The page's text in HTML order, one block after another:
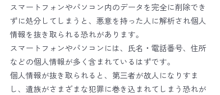
スマートフォンやパソコン内のデータを完全に削除でき
ずに処分してしまうと、悪意を持った人に解析され個人
情報を抜き取られる恐れがあります。
スマートフォンやパソコンには、氏名・電話番号、住所
などの個人情報が多く含まれているはずです。
個人情報が抜き取られると、第三者が故人になりすま
し、遺族がさまざまな犯罪に巻き込まれてしまう恐れが